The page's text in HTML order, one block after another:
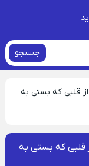
جستجو
قلبی که بستی به
قلبی که بستی به